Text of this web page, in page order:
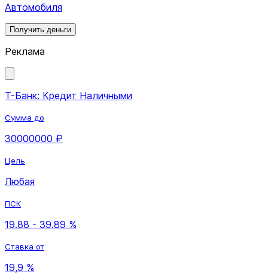
Автомобиля
Получить деньги
Реклама
Т-Банк: Кредит Наличными
Сумма до
30000000 ₽
Цель
Любая
ПСК
19.88 - 39.89 %
Ставка от
19,9 %